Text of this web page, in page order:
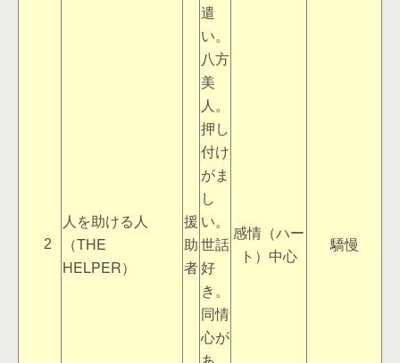
2
人を助ける人
（THE
HELPER）
援
助
者
遣
い。
八方
美
人。
押し
付け
がま
し
い。
世話
好
き。
同情
心が
感情（ハー
ト）中心
驕慢